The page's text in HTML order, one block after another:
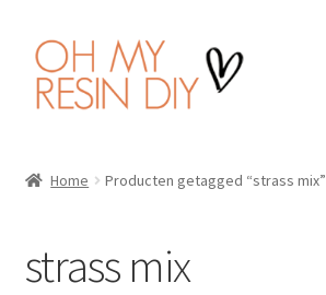
Ga
door
naar
Ga
naar
de
Producten
Home Producten getagged “strass mix”
strass mix